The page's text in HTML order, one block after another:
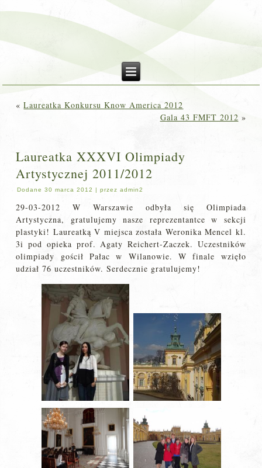
«Laureatka Konkursu Know America 2012
Gala 43 FMFT 2012 »
Laureatka XXXVI Olimpiady
Artystycznej 2011/2012
Dodane 30 marca 2012 |przez admin2
29-03-2012 W Warszawie odbyła się Olimpiada
Artystyczna, gratulujemy nasze reprezentantce w sekcji
plastyki! Laureatką V miejsca została Weronika Mencel kl.
3i pod opieka prof. Agaty Reichert-Zaczek. Uczestników
olimpiady gościł Pałac w Wilanowie. W finale wzięło
udział 76 uczestników. Serdecznie gratulujemy!